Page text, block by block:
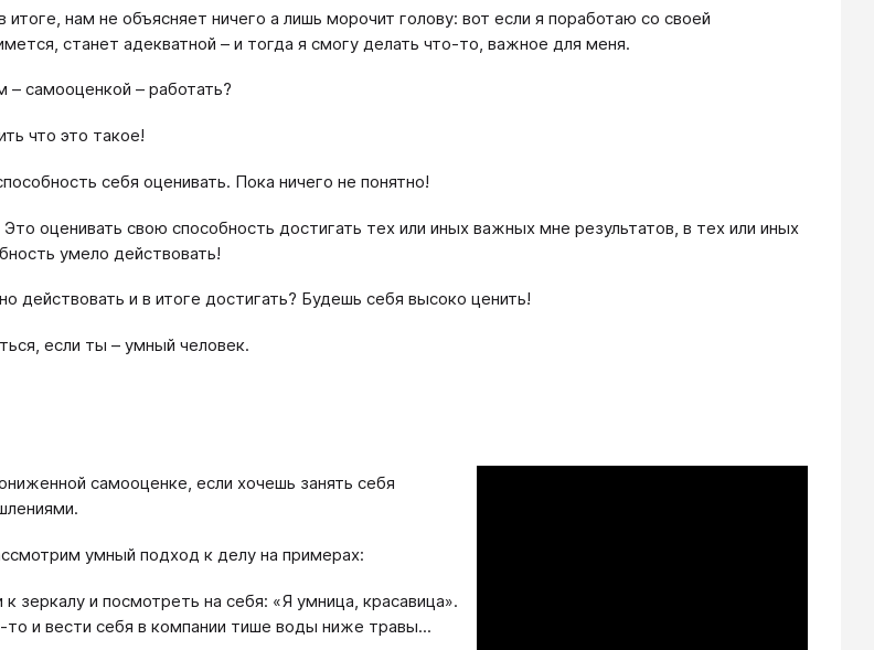
нам не объясняет ничего а лишь морочит голову: вот если я поработаю со своей
станет адекватной – и тогда я смогу делать что-то, важное для меня.
– самооценкой – работать?
что это такое!
себя оценивать. Пока ничего не понятно!
оценивать свою способность достигать тех или иных важных мне результатов, в тех или иных
умело действовать!
действовать и в итоге достигать? Будешь себя высоко ценить!
если ты – умный человек.
самооценке, если хочешь занять себя
умный подход к делу на примерах:
зеркалу и посмотреть на себя: «Я умница, красавица».
то и вести себя в компании тише воды ниже травы...